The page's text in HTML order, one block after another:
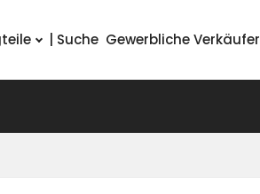
| Suche Gewerbliche Verkäufer